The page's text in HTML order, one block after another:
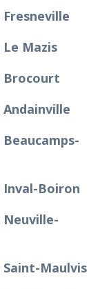
Mazis
Brocourt
Inval-Boiron
Neuville-
Maulvis